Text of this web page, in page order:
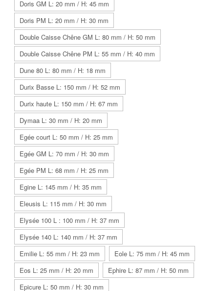
Doris GM L: 20 mm / H: 45 mm
Doris PM L: 20 mm / H: 30 mm
Double Caisse Chêne GM L: 80 mm / H: 50 mm
Double Caisse Chêne PM L: 55 mm / H: 40 mm
Dune 80 L: 80 mm / H: 18 mm
Durix Basse L: 150 mm / H: 52 mm
Durix haute L: 150 mm / H: 67 mm
Dymaa L: 30 mm / H: 20 mm
Egée court L: 50 mm / H: 25 mm
Egée GM L: 70 mm / H: 30 mm
Egée PM L: 68 mm / H: 25 mm
Egine L: 145 mm / H: 35 mm
Eleusis L: 115 mm / H: 30 mm
Elysée 100 L : 100 mm / H: 37 mm
Elysée 140 L: 140 mm / H: 37 mm
Emilie L: 55 mm / H: 23 mm
Eole L: 75 mm / H: 45 mm
Eos L: 25 mm / H: 20 mm
Ephire L: 87 mm / H: 50 mm
Epicure L: 50 mm / H: 30 mm